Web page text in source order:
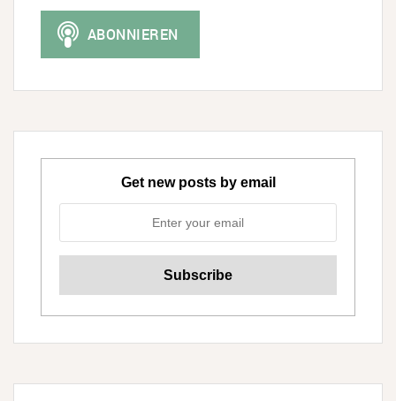
Get new posts by email